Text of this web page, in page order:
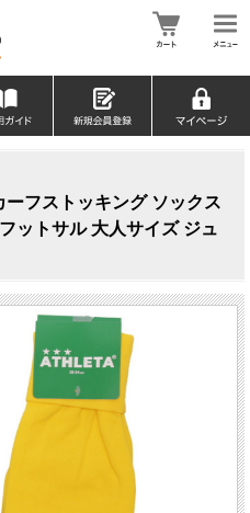
フストッキング ソックス
ットサル 大人サイズ ジュ